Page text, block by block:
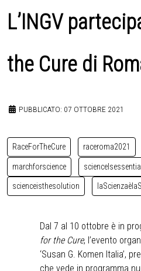
L’INGV
the Cure di
PUBBLICATO: 07 OTTOBRE 2021
RaceForTheCure raceroma2021
marchforscience
scienceisthesolution
Dal 7 al 10 ottobre è in
for the Cure, l’evento
‘Susan G. Komen Italia’,
che vede in programma